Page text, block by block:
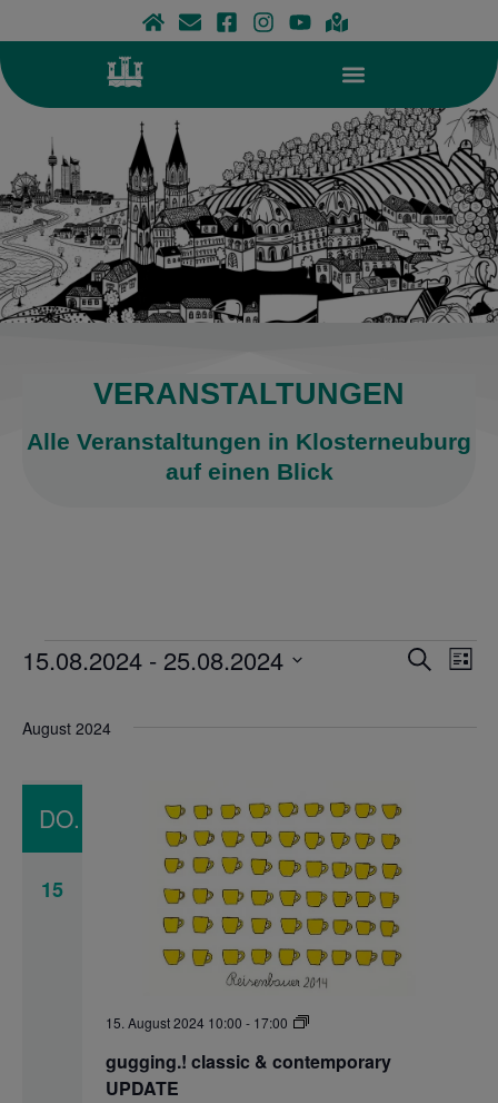
Inhalt
springen
VERANSTALTUNGEN
Alle Veranstaltungen in Klosterneuburg
auf einen Blick
VERANSTALTUNGEN Suche
Liste
15.08.2024 - 25.08.2024
wählen.
August 2024
DO.
15
gugging.! classic & contemporary
UPDATE
15. August 2024 10:00 - 17:00
gugging.!
&
contemporary